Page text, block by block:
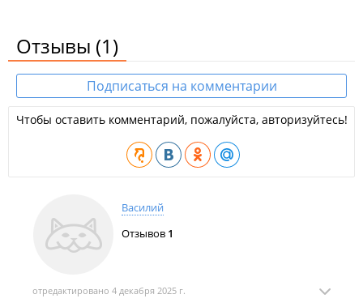
Отзывы (1)
Подписаться на комментарии
Чтобы оставить комментарий, пожалуйста, авторизуйтесь!
Василий
Отзывов 1
отредактировано 4 декабря 2025 г.